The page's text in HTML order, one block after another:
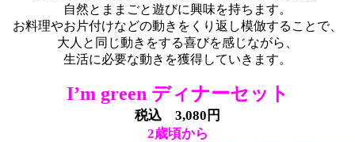
自然とままごと遊びに興味を持ちます。
お料理やお片付けなどの動きをくり返し模倣することで、
大人と同じ動きをする喜びを感じながら、
生活に必要な動きを獲得していきます。
I’m green ディナーセット
税込 3,080円
2歳頃から